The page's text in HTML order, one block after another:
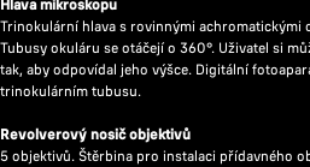
Hlava mikroskopu
Trinokulární hlava s rovinnými achromatickými
Tubusy okuláru se otáčejí o 360°. Uživatel si
tak, aby odpovídal jeho výšce. Digitální
trinokulárním tubusu.
Revolverový nosič objektivů
5 objektivů. Štěrbina pro instalaci přídavného